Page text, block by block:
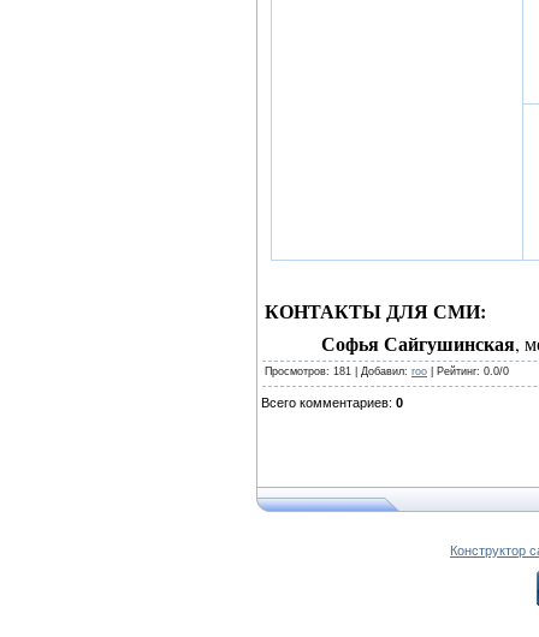
КОНТАКТЫ ДЛЯ СМИ:
Софья Сайгушинская,
Просмотров: 181 | Добавил: roo Рейтинг: 0.0/0
Всего комментариев: 0
Конструктор